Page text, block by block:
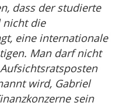
dass der studierte
nicht die
eine internationale
Man darf nicht
wird, Gabriel
sein